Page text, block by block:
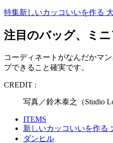
特集新しいカッコいいを作る
注目のバッグ、ミ
コーディネートがなんだかマ
プできること確実です。
CREDIT :
写真／鈴木泰之（Studio
ITEMS
新しいカッコいいを作る
ダンヒル